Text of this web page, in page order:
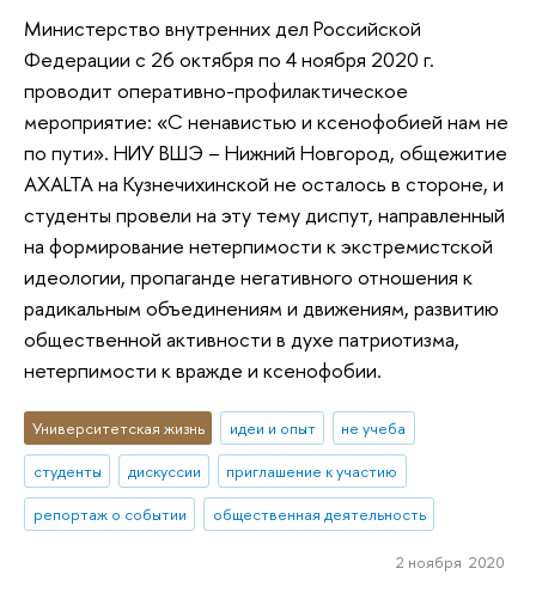
Министерство внутренних дел Российской
Федерации с 26 октября по 4 ноября 2020 г.
проводит оперативно-профилактическое
мероприятие: «С ненавистью и ксенофобией нам не
по пути». НИУ ВШЭ – Нижний Новгород, общежитие
AXALTA на Кузнечихинской не осталось в стороне, и
студенты провели на эту тему диспут, направленный
на формирование нетерпимости к экстремистской
идеологии, пропаганде негативного отношения к
радикальным объединениям и движениям, развитию
общественной активности в духе патриотизма,
нетерпимости к вражде и ксенофобии.
Университетская жизнь идеи и опыт
не учеба
студенты
дискуссии
приглашение к участию
репортаж о событии
общественная деятельность
2 ноября 2020